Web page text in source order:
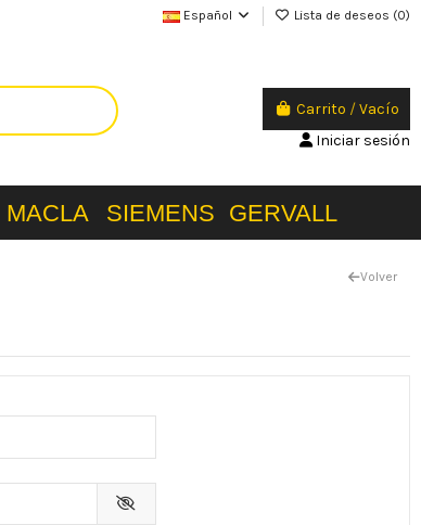
Español Lista de deseos (0)
Carrito /Vacío
Iniciar sesión
MACLA SIEMENS GERVALL
Volver